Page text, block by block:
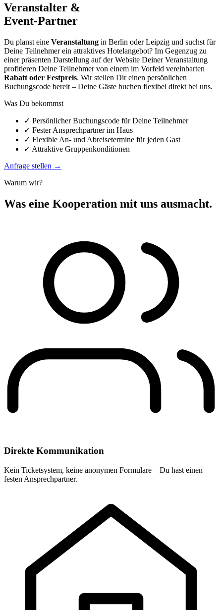
Veranstalter &
Event-Partner
Du planst eine Veranstaltung in Berlin oder Leipzig und suchst für
Deine Teilnehmer ein attraktives Hotelangebot? Im Gegenzug zu
einer präsenten Darstellung auf der Website Deiner Veranstaltung
profitieren Deine Teilnehmer von einem im Vorfeld vereinbarten
Rabatt oder Festpreis. Wir stellen Dir einen persönlichen
Buchungscode bereit – Deine Gäste buchen flexibel direkt bei uns.
Was Du bekommst
✓ Persönlicher Buchungscode für Deine Teilnehmer
✓ Fester Ansprechpartner im Haus
✓ Flexible An- und Abreisetermine für jeden Gast
✓ Attraktive Gruppenkonditionen
Anfrage stellen →
Warum wir?
Was eine Kooperation mit uns ausmacht.
Direkte Kommunikation
Kein Ticketsystem, keine anonymen Formulare – Du hast einen
festen Ansprechpartner.